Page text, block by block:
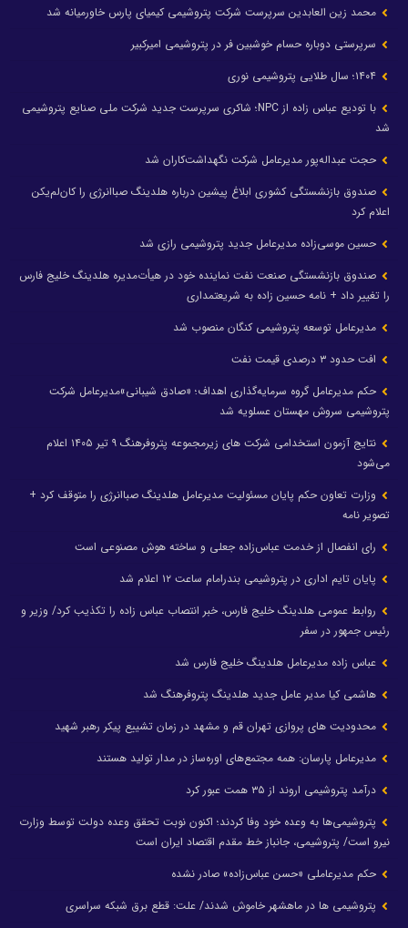
محمد زین العابدین سرپرست شرکت پتروشیمی کیمیای پارس خاورمیانه شد
سرپرستی دوباره حسام خوشبین فر در پتروشیمی امیرکبیر
با تودیع عباس زاده از NPC؛ شاکری سرپرست جدید شرکت ملی صنایع پتروشیمی
شد
حجت عبداله‌پور مدیرعامل شرکت نگهداشت‌کاران شد
صندوق بازنشستگی کشوری ابلاغ پیشین درباره هلدینگ صباانرژی را کان‌لم‌یکن
اعلام کرد
حسین موسی‌زاده مدیرعامل جدید پتروشیمی رازی شد
صندوق بازنشستگی صنعت نفت نماینده خود در هیأت‌مدیره هلدینگ خلیج فارس
را تغییر داد + نامه حسین زاده به شریعتمداری
مدیرعامل توسعه پتروشیمی کنگان منصوب شد
افت حدود ۳ درصدی قیمت نفت
حکم مدیرعامل گروه سرمایه‌گذاری اهداف؛ «صادق شیبانی»مدیرعامل شرکت
پتروشیمی سروش مهستان عسلویه شد
نتایج آزمون استخدامی شرکت های زیرمجموعه پتروفرهنگ ۹ تیر ۱۴۰۵ اعلام
می‌شود
وزارت تعاون حکم پایان مسئولیت مدیرعامل هلدینگ صباانرژی را متوقف کرد +
تصویر نامه
رای انفصال از خدمت عباس‌زاده جعلی و ساخته هوش مصنوعی است
پایان تایم اداری در پتروشیمی بندرامام ساعت ۱۲ اعلام شد
روابط عمومی هلدینگ خلیج فارس، خبر انتصاب عباس زاده را تکذیب کرد/ وزیر و
رئیس جمهور در سفر
عباس زاده مدیرعامل هلدینگ خلیج فارس شد
هاشمی کیا مدیر عامل جدید هلدینگ پتروفرهنگ شد
محدودیت های پروازی تهران قم و مشهد در زمان تشییع پیکر رهبر شهید
مدیرعامل پارسان: همه مجتمع‌های اوره‌ساز در مدار تولید هستند
درآمد پتروشیمی اروند از ۳۵ همت عبور کرد
پتروشیمی‌ها به وعده خود وفا کردند؛ اکنون نوبت تحقق وعده دولت توسط وزارت
نیرو است/ پتروشیمی، جانباز خط مقدم اقتصاد ایران است
حکم مدیرعاملی «حسن عباس‌زاده» صادر نشده
پتروشیمی ها در ماهشهر خاموش شدند/ علت: قطع برق شبکه سراسری